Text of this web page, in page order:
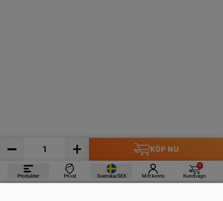
KÖP NU
Produkter Privat Svenska/SEK Mitt konto
0
Kundvagn